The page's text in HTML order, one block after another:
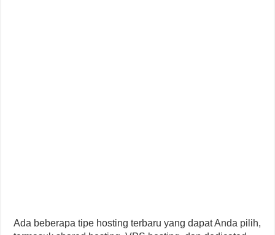
Ada beberapa tipe hosting terbaru yang dapat Anda pilih,